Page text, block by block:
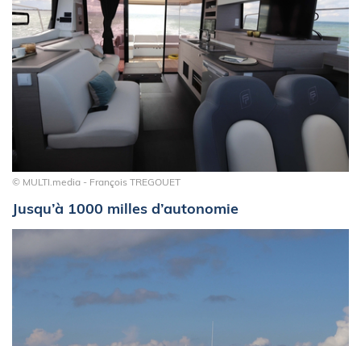
© MULTI.media - François TREGOUET
Jusqu’à 1000 milles d’autonomie